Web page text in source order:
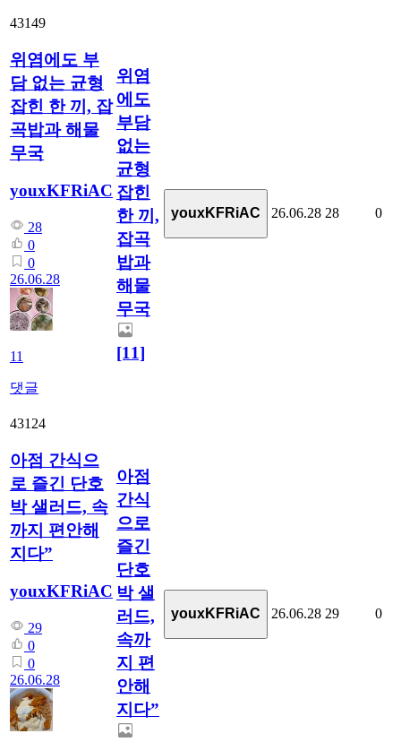
43149
위염에도 부
담 없는 균형
잡힌 한 끼, 잡
곡밥과 해물
무국
youxKFRiAC
28
0
0
26.06.28
11
댓글
위염
에도
부담
없는
균형
잡힌
한 끼,
잡곡
밥과
해물
무국
[11]
youxKFRiAC 26.06.28 28 0
43124
아점 간식으
로 즐긴 단호
박 샐러드, 속
까지 편안해
지다”
youxKFRiAC
29
0
0
26.06.28
아점
간식
으로
즐긴
단호
박 샐
러드,
속까
지 편
안해
지다”
youxKFRiAC 26.06.28 29 0